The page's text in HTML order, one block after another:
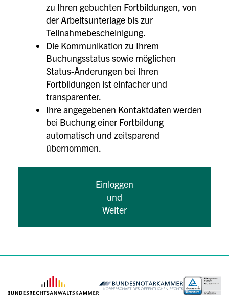
zu Ihren gebuchten Fortbildungen, von
der Arbeitsunterlage bis zur
Teilnahmebescheinigung.
Die Kommunikation zu Ihrem
Buchungsstatus sowie möglichen
Status-Änderungen bei Ihren
Fortbildungen ist einfacher und
transparenter.
Ihre angegebenen Kontaktdaten werden
bei Buchung einer Fortbildung
automatisch und zeitsparend
übernommen.
Einloggen
und
Weiter